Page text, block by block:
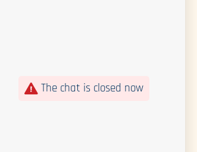
The chat is closed now